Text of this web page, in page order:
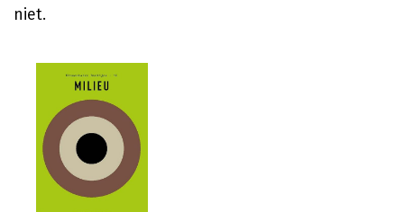
niet.